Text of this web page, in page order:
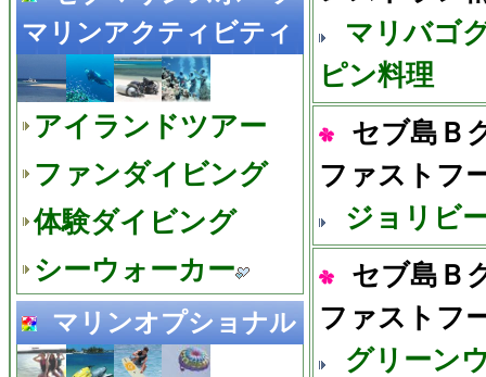
マリンアクティビティ
アイランドツアー
ファンダイビング
体験ダイビング
シーウォーカー
マリンオプショナル
マリバゴ
ピン料理
セブ島Ｂ
ファストフ
ジョリビ
セブ島Ｂ
ファストフ
グリーン